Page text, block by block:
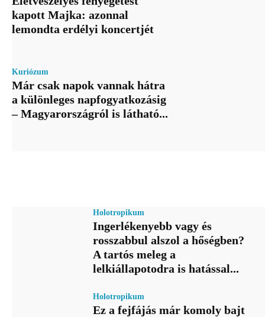
kapott Majka: azonnal
lemondta erdélyi koncertjét
Kuriózum
Már csak napok vannak hátra
a különleges napfogyatkozásig
– Magyarországról is látható...
Holotropikum
Ingerlékenyebb vagy és
rosszabbul alszol a hőségben?
A tartós meleg a
lelkiállapotodra is hatással...
Holotropikum
Ez a fejfájás már komoly bajt